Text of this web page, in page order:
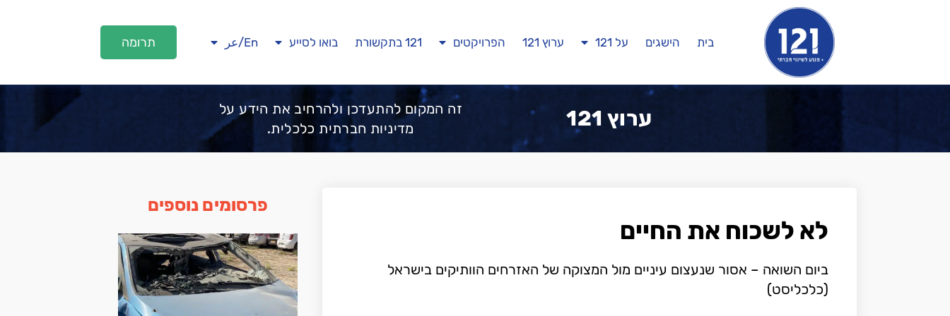
בית הישגים על 121 ערוץ 121 הפרויקטים 121 בתקשורת בואו לסייע En/عر תרומה
ערוץ 121
זה המקום להתעדכן ולהרחיב את הידע על
מדיניות חברתית כלכלית.
לא לשכוח את החיים
ביום השואה – אסור שנעצום עיניים מול המצוקה של האזרחים הוותיקים בישראל
(כלכליסט)
פרסומים נוספים